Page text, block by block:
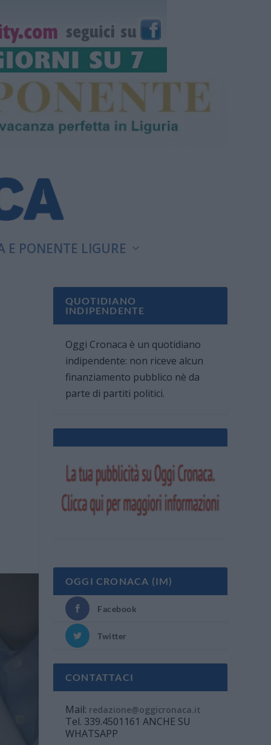
PONENTE LIGURE
QUOTIDIANO
INDIPENDENTE
Oggi Cronaca è un quotidiano
indipendente: non riceve alcun
finanziamento pubblico nè da
parte di partiti politici.
OGGI CRONACA (IM)
Facebook
Twitter
CONTATTACI
Mail: redazione@oggicronaca.it
Tel. 339.4501161 ANCHE SU
WHATSAPP